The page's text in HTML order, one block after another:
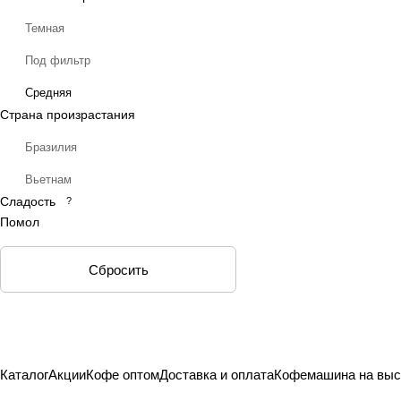
Темная
Под фильтр
Средняя
Страна произрастания
Бразилия
Вьетнам
Сладость ?
Помол
Сбросить
КаталогАкцииКофе оптомДоставка и оплатаКофемашина на